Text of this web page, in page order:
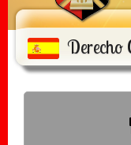
Derecho